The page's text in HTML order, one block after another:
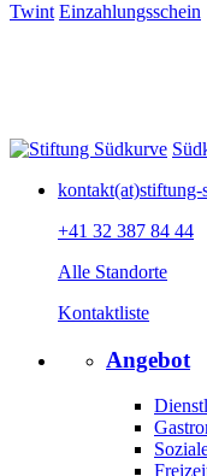
Twint Einzahlungsschein
kontakt(at)stiftung-
+41 32 387 84 44
Alle Standorte
Kontaktliste
Angebot